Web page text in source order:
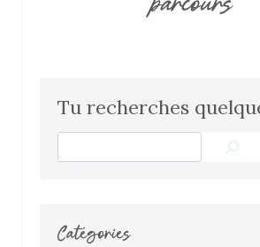
Tu recherches
Catégories